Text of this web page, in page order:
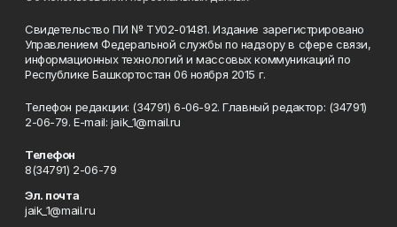
Свидетельство ПИ № ТУ02-01481. Издание зарегистрировано
Управлением Федеральной службы по надзору в сфере связи,
информационных технологий и массовых коммуникаций по
Республике Башкортостан 06 ноября 2015 г.
Телефон редакции: (34791) 6-06-92. Главный редактор: (34791)
2-06-79. Е-mаil: jaik_1@mail.ru
Телефон
8(34791) 2-06-79
Эл. почта
jaik_1@mail.ru